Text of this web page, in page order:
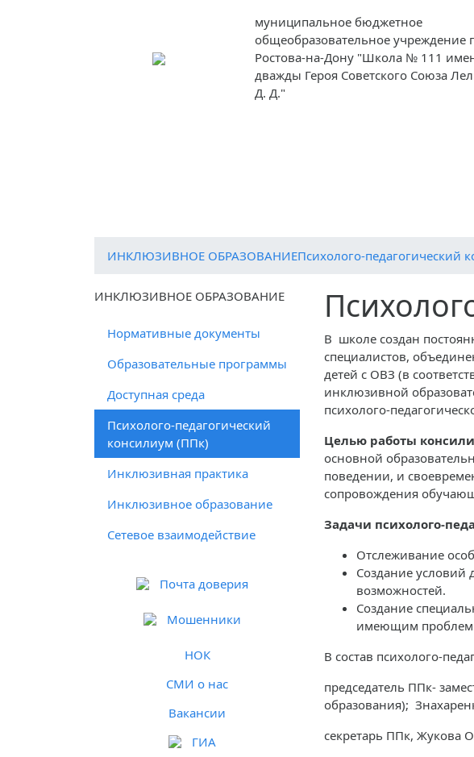
муниципальное бюджетное
общеобразовательное учреждение
Ростова-на-Дону "Школа № 111
дважды Героя Советского Союза
Д. Д."
ИНКЛЮЗИВНОЕ ОБРАЗОВАНИЕПсихолого-педагогический
ИНКЛЮЗИВНОЕ ОБРАЗОВАНИЕ
Нормативные документы
Образовательные программы
Доступная среда
Психолого-педагогический
консилиум (ППк)
Инклюзивная практика
Инклюзивное образование
Сетевое взаимодействие
Почта доверия
Мошенники
НОК
СМИ о нас
Вакансии
ГИА
В школе создан
специалистов,
детей с ОВЗ (в
инклюзивной
психолого-
Целью работы
основной
поведении, и
сопровождения
Задачи психолого-
Отслеживание
Создание условий
возможностей.
Создание
имеющим
В состав психолого-
председатель ППк-
образования);
секретарь ППк, Жукова